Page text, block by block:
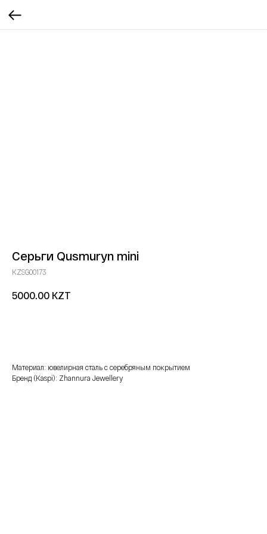
Серьги Qusmuryn mini
KZSG00173
5000.00 KZT
Материал: ювелирная сталь с серебряным покрытием
Бренд (Kaspi): Zhannura Jewellery